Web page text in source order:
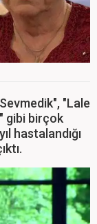
"Lale
gibi birçok
hastalandığı